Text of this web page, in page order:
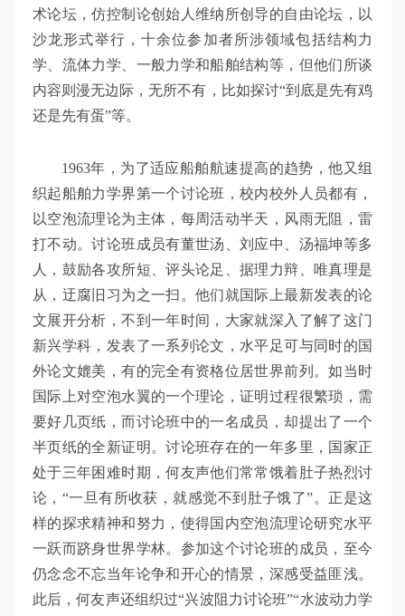
术论坛，仿控制论创始人维纳所创导的自由论坛，以
沙龙形式举行，十余位参加者所涉领域包括结构力
学、流体力学、一般力学和船舶结构等，但他们所谈
内容则漫无边际，无所不有，比如探讨“到底是先有鸡
还是先有蛋”等。
1963年，为了适应船舶航速提高的趋势，他又组
织起船舶力学界第一个讨论班，校内校外人员都有，
以空泡流理论为主体，每周活动半天，风雨无阻，雷
打不动。讨论班成员有董世汤、刘应中、汤福坤等多
人，鼓励各攻所短、评头论足、据理力辩、唯真理是
从，迂腐旧习为之一扫。他们就国际上最新发表的论
文展开分析，不到一年时间，大家就深入了解了这门
新兴学科，发表了一系列论文，水平足可与同时的国
外论文媲美，有的完全有资格位居世界前列。如当时
国际上对空泡水翼的一个理论，证明过程很繁琐，需
要好几页纸，而讨论班中的一名成员，却提出了一个
半页纸的全新证明。讨论班存在的一年多里，国家正
处于三年困难时期，何友声他们常常饿着肚子热烈讨
论，“一旦有所收获，就感觉不到肚子饿了”。正是这
样的探求精神和努力，使得国内空泡流理论研究水平
一跃而跻身世界学林。参加这个讨论班的成员，至今
仍念念不忘当年论争和开心的情景，深感受益匪浅。
此后，何友声还组织过“兴波阻力讨论班”“水波动力学